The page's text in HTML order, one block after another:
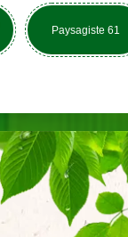
Paysagiste 61